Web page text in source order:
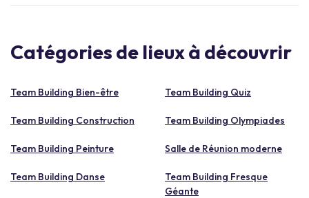
Catégories de lieux à découvrir
Team Building Bien-être Team Building Quiz
Team Building Construction Team Building Olympiades
Team Building Peinture Salle de Réunion moderne
Team Building Danse
Team Building Fresque
Géante